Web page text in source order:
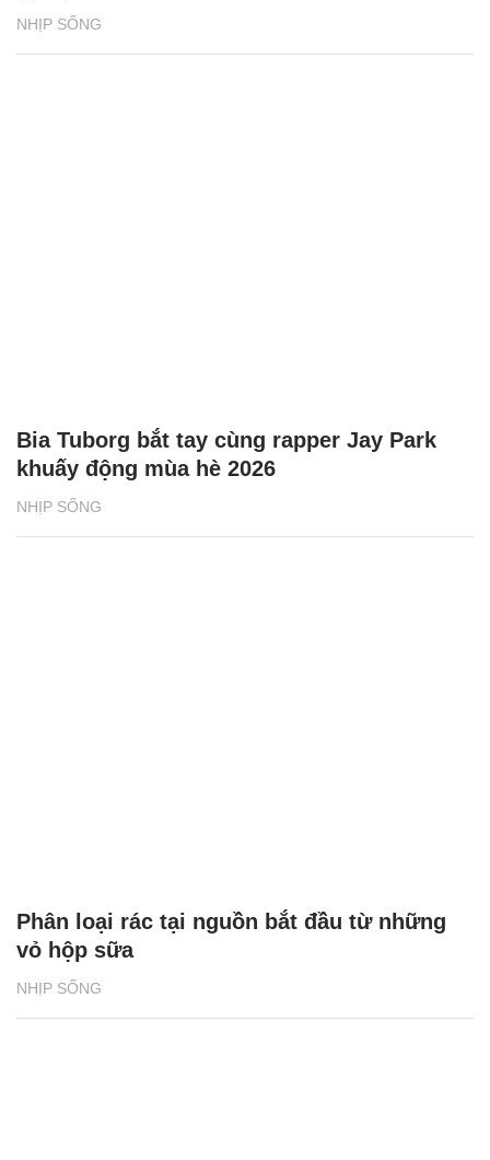
NHỊP SỐNG
NHỊP SỐNG
Bia Tuborg bắt tay cùng rapper Jay Park
khuấy động mùa hè 2026
NHỊP SỐNG
Phân loại rác tại nguồn bắt đầu từ những
vỏ hộp sữa